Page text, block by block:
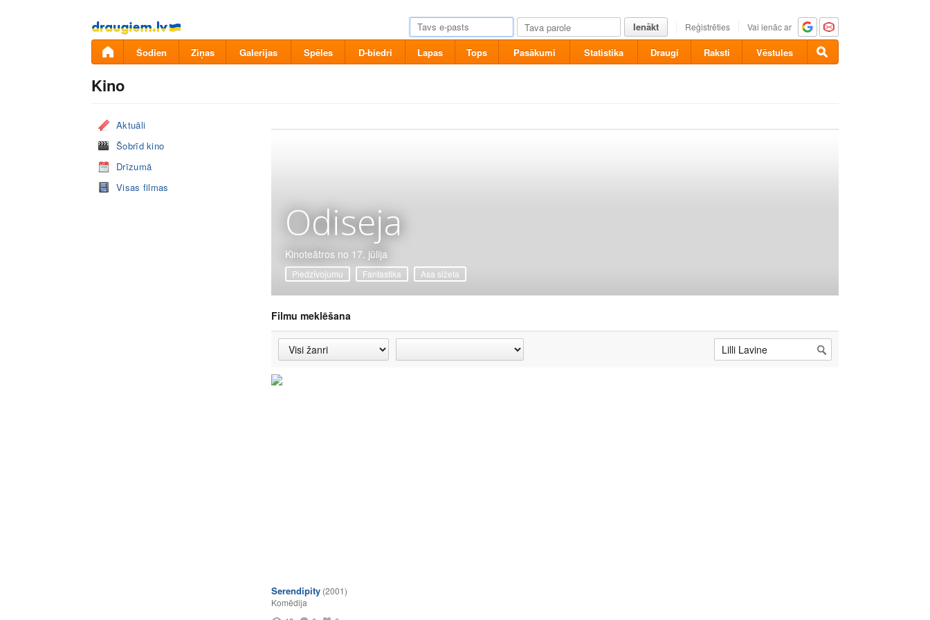
Pāriet
uz
saturu
Ienākt Reģistrēties Vai ienāc ar
Šodien Ziņas Galerijas Spēles D-biedri Lapas Tops Pasākumi Statistika Draugi Raksti Vēstules
Kino
Aktuāli
Šobrīd kino
Drīzumā
Visas filmas
Odiseja
Kinoteātros no 17. jūlija
Piedzīvojumu Fantastika Asa sižeta
Filmu meklēšana
Serendipity (2001)
Komēdija